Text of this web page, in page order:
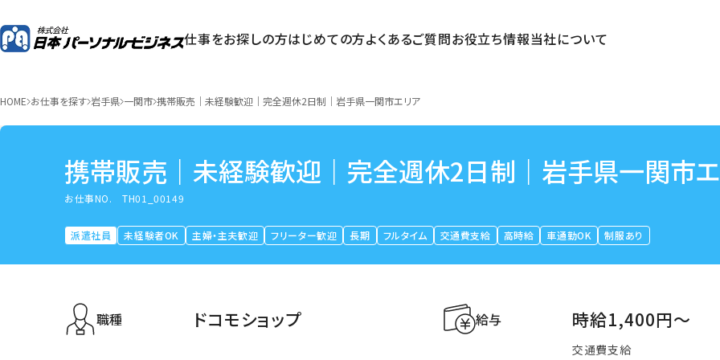
仕事をお探しの方はじめての方よくあるご質問お役立ち情報当社について
HOME お仕事を探す 岩手県 一関市 携帯販売｜未経験歓迎｜完全週休2日制｜岩手県一関市エリア
携帯販売｜未経験歓迎｜完全週休2日制｜岩手県一関市
お仕事NO.TH01_00149
派遣社員 未経験者OK 主婦・主夫歓迎 フリーター歓迎 長期 フルタイム 交通費支給 高時給 車通勤OK 制服あり
職種 ドコモショップ 給与 時給1,400円〜
交通費支給